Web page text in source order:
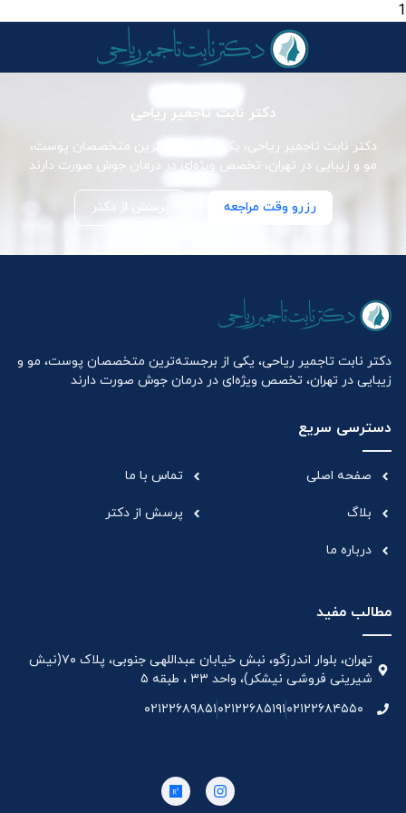
1
دکتر نابت تاجمیر ریاحی
دکتر نابت تاجمیر ریاحی، یکی از برجسته‌ترین متخصصان پوست،
مو و زیبایی در تهران، تخصص ویژه‌ای در درمان جوش صورت دارند
رزرو وقت مراجعه پرسش از دکتر
دکتر نابت تاجمیر ریاحی، یکی از برجسته‌ترین متخصصان پوست، مو و
زیبایی در تهران، تخصص ویژه‌ای در درمان جوش صورت دارند
دسترسی سریع
صفحه اصلی
بلاگ
درباره ما
تماس با ما
پرسش از دکتر
مطالب مفید
تهران، بلوار اندرزگو، نبش خیابان عبداللهی جنوبی، پلاک ۷۰(نیش
شیرینی فروشی نیشکر)، واحد ۳۳ ، طبقه ۵
۰۲۱۲۲۶۸۴۵۵۰۰۲۱۲۲۶۸۵۱۹۱۰۲۱۲۲۶۸۹۸۵۱